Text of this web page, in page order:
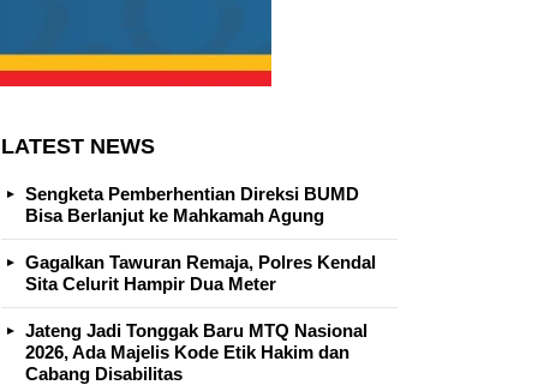
LATEST NEWS
Sengketa Pemberhentian Direksi BUMD
Bisa Berlanjut ke Mahkamah Agung
Gagalkan Tawuran Remaja, Polres Kendal
Sita Celurit Hampir Dua Meter
Jateng Jadi Tonggak Baru MTQ Nasional
2026, Ada Majelis Kode Etik Hakim dan
Cabang Disabilitas